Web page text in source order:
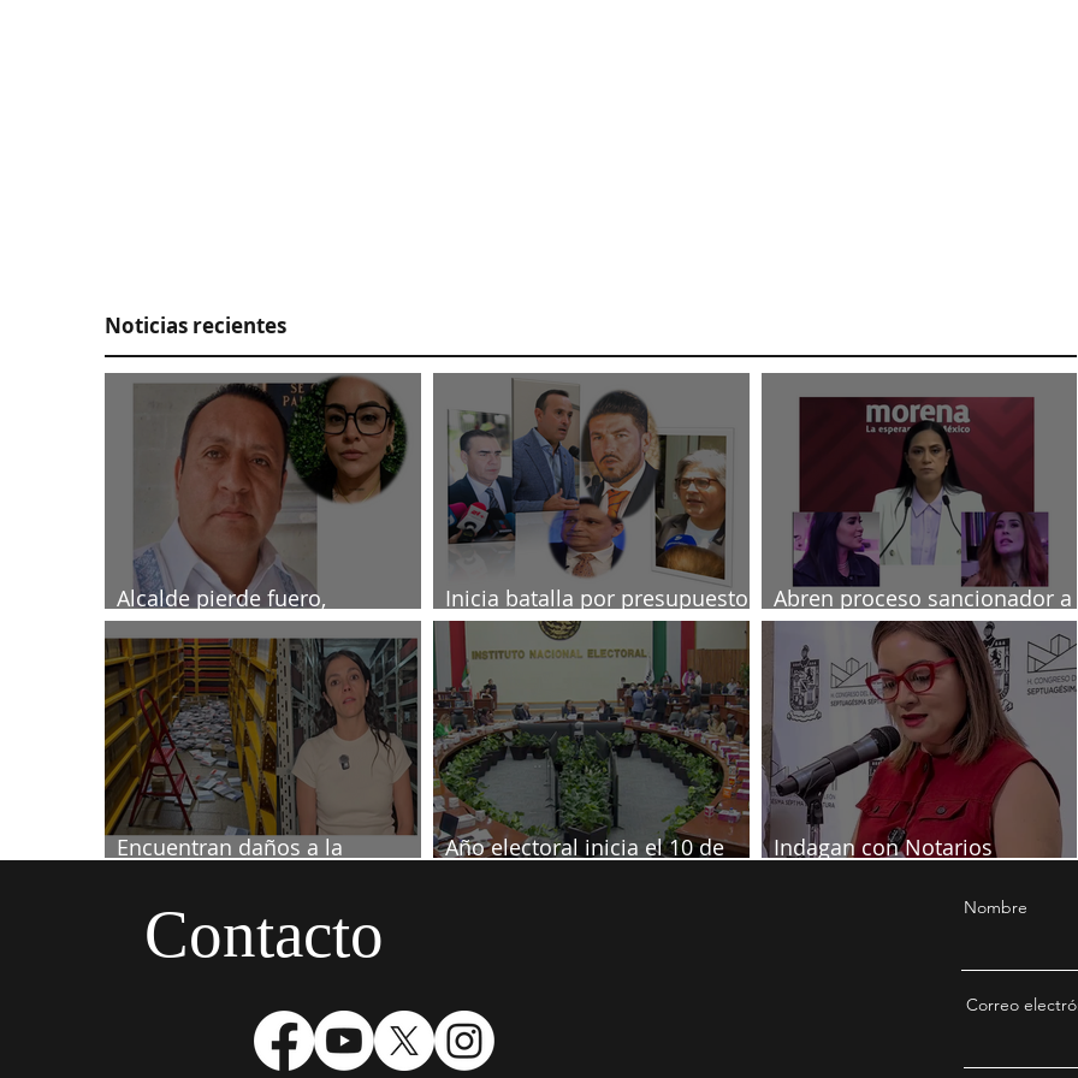
Noticias recientes
Alcalde pierde fuero,
investigado por muerte de
periodista
Inicia batalla por presupuesto
2027
Abren proceso sancionador a
diputadas poblanas
Encuentran daños a la
Año electoral inicia el 10 de
Indagan con Notarios
Contacto Nombre
Correo